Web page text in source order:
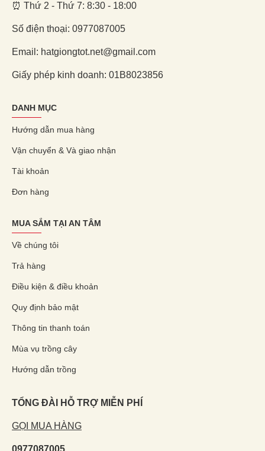
⏰ Thứ 2 - Thứ 7: 8:30 - 18:00
Số điện thoại: 0977087005
Email: hatgiongtot.net@gmail.com
Giấy phép kinh doanh: 01B8023856
DANH MỤC
Hướng dẫn mua hàng
Vận chuyển & Và giao nhận
Tài khoản
Đơn hàng
MUA SẮM TẠI AN TÂM
Về chúng tôi
Trả hàng
Điều kiện & điều khoản
Quy định bảo mật
Thông tin thanh toán
Mùa vụ trồng cây
Hướng dẫn trồng
TỔNG ĐÀI HỖ TRỢ MIỄN PHÍ
GỌI MUA HÀNG
0977087005